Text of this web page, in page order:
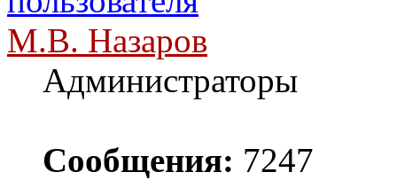
М.В. Назаров
Администраторы
Сообщения: 7247